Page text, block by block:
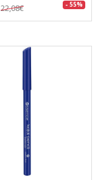
22,08€ - 55%